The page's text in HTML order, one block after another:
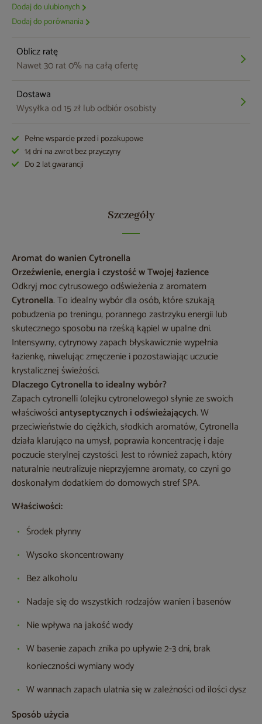
Dodaj do ulubionych
Dodaj do porównania
Oblicz ratę
Nawet 30 rat 0% na całą ofertę
Dostawa
Wysyłka od 15 zł lub odbiór osobisty
Pełne wsparcie przed i pozakupowe
14 dni na zwrot bez przyczyny
Do 2 lat gwarancji
Szczegóły
Aromat do wanien Cytronella
Orzeźwienie, energia i czystość w Twojej łazience
Odkryj moc cytrusowego odświeżenia z aromatem
Cytronella. To idealny wybór dla osób, które szukają
pobudzenia po treningu, porannego zastrzyku energii lub
skutecznego sposobu na rześką kąpiel w upalne dni.
Intensywny, cytrynowy zapach błyskawicznie wypełnia
łazienkę, niwelując zmęczenie i pozostawiając uczucie
krystalicznej świeżości.
Dlaczego Cytronella to idealny wybór?
Zapach cytronelli (olejku cytronelowego) słynie ze swoich
właściwościantyseptycznych i odświeżających. W
przeciwieństwie do ciężkich, słodkich aromatów, Cytronella
działa klarująco na umysł, poprawia koncentrację i daje
poczucie sterylnej czystości. Jest to również zapach, który
naturalnie neutralizuje nieprzyjemne aromaty, co czyni go
doskonałym dodatkiem do domowych stref SPA.
Właściwości:
Środek płynny
Wysoko skoncentrowany
Bez alkoholu
Nadaje się do wszystkich rodzajów wanien i basenów
Nie wpływa na jakość wody
W basenie zapach znika po upływie 2-3 dni, brak
konieczności wymiany wody
W wannach zapach ulatnia się w zależności od ilości dysz
Sposób użycia